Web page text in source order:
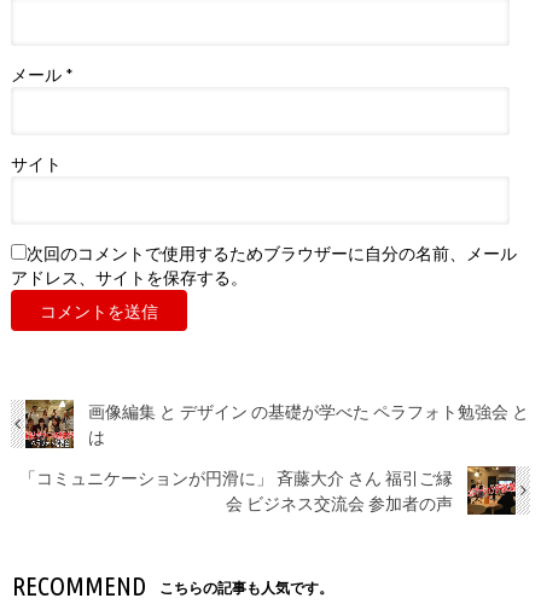
メール *
サイト
次回のコメントで使用するためブラウザーに自分の名前、メール
アドレス、サイトを保存する。
画像編集 と デザイン の基礎が学べた ペラフォト勉強会 と
は
「コミュニケーションが円滑に」 斉藤大介 さん 福引ご縁
会 ビジネス交流会 参加者の声
RECOMMEND こちらの記事も人気です。